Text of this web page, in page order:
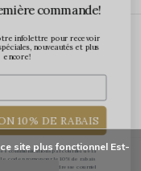
site plus fonctionnel Est-
commande!
infolettre pour recevoir
nouveautés et plus
encore!
10% DE RABAIS
communications par courriel de la
code promo pour le 10% de rabais
une fois votre adresse courriel